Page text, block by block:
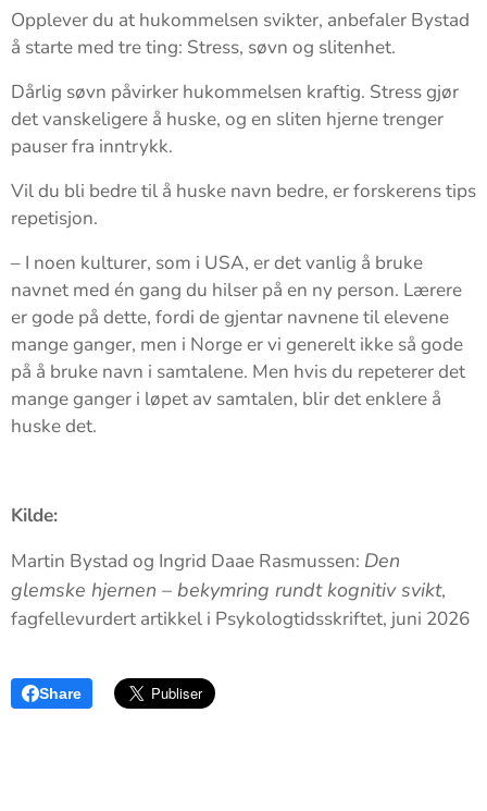
Opplever du at hukommelsen svikter, anbefaler Bystad
å starte med tre ting: Stress, søvn og slitenhet.
Dårlig søvn påvirker hukommelsen kraftig. Stress gjør
det vanskeligere å huske, og en sliten hjerne trenger
pauser fra inntrykk.
Vil du bli bedre til å huske navn bedre, er forskerens tips
repetisjon.
– I noen kulturer, som i USA, er det vanlig å bruke
navnet med én gang du hilser på en ny person. Lærere
er gode på dette, fordi de gjentar navnene til elevene
mange ganger, men i Norge er vi generelt ikke så gode
på å bruke navn i samtalene. Men hvis du repeterer det
mange ganger i løpet av samtalen, blir det enklere å
huske det.
Kilde:
Martin Bystad og Ingrid Daae Rasmussen: Den
glemske hjernen – bekymring rundt kognitiv svikt,
fagfellevurdert artikkel i Psykologtidsskriftet, juni 2026
Share